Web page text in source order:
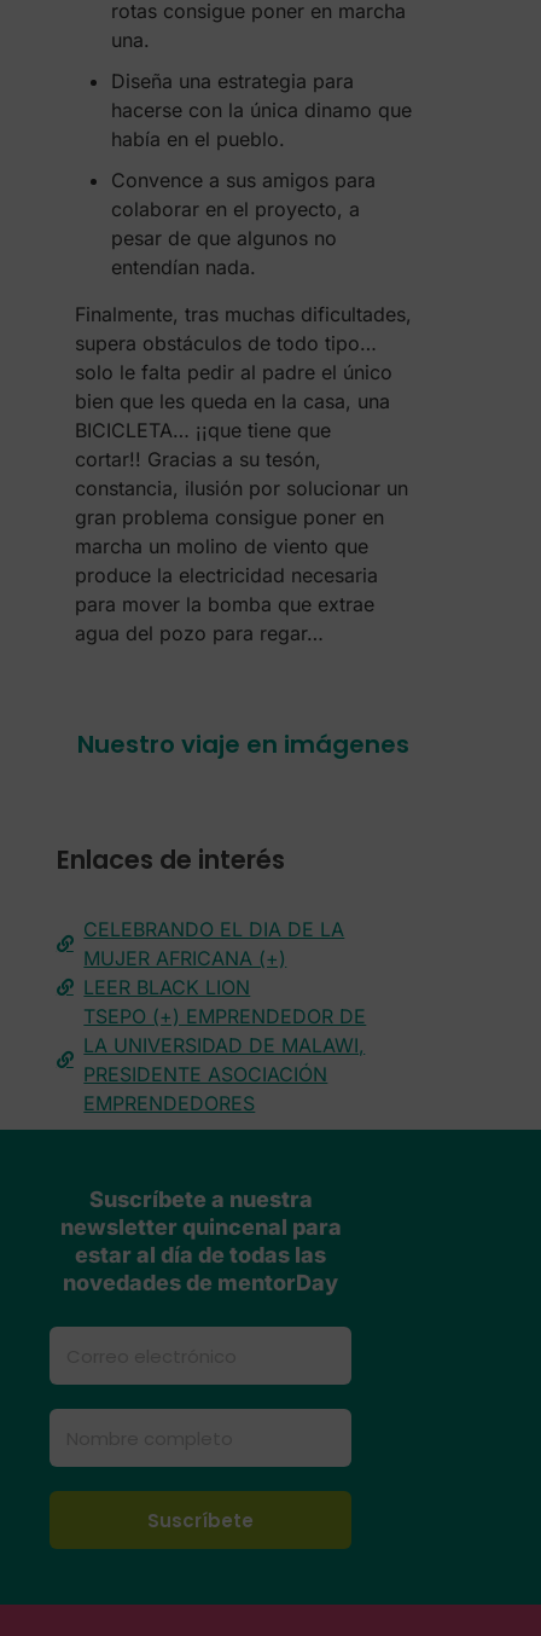
rotas consigue poner en marcha
una.
Diseña una estrategia para
hacerse con la única dinamo que
había en el pueblo.
Convence a sus amigos para
colaborar en el proyecto, a
pesar de que algunos no
entendían nada.
Finalmente, tras muchas dificultades,
supera obstáculos de todo tipo…
solo le falta pedir al padre el único
bien que les queda en la casa, una
BICICLETA… ¡¡que tiene que
cortar!! Gracias a su tesón,
constancia, ilusión por solucionar un
gran problema consigue poner en
marcha un molino de viento que
produce la electricidad necesaria
para mover la bomba que extrae
agua del pozo para regar…
Nuestro viaje en imágenes
Enlaces de interés
CELEBRANDO EL DIA DE LA
MUJER AFRICANA (+)
LEER BLACK LION
TSEPO (+) EMPRENDEDOR DE
LA UNIVERSIDAD DE MALAWI,
PRESIDENTE ASOCIACIÓN
EMPRENDEDORES
Suscríbete a nuestra
newsletter quincenal para
estar al día de todas las
novedades de mentorDay